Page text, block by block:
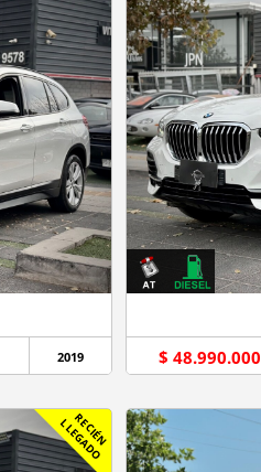
2019 $ 48.990.000
R
E
C
I
É
N
L
L
E
G
A
D
O